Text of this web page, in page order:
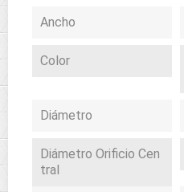
Ancho
Color
Diámetro
Diámetro Orificio Cen
Tral